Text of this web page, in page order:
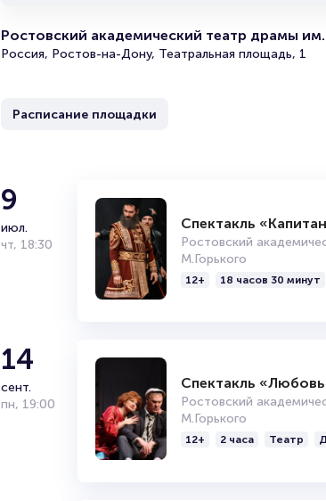
Ростовский академический театр драмы
Россия, Ростов-на-Дону, Театральная площадь, 1
Расписание площадки
9
июл.
чт, 18:30
Спектакль
Ростовский
М.Горького
12+ 18 часов 30 минут
14
сент.
пн, 19:00
Спектакль
Ростовский
М.Горького
12+ 2 часа Театр